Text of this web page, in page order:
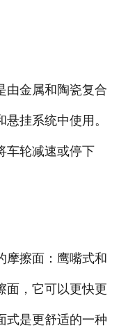
由金属和陶瓷复合
挂系统中使用。
车轮减速或停下
摩擦面：鹰嘴式和
面，它可以更快更
式是更舒适的一种